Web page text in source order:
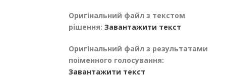
Оригінальний файл з текстом
рішення: Завантажити текст
Оригінальний файл з результатами
поіменного голосування:
Завантажити текст